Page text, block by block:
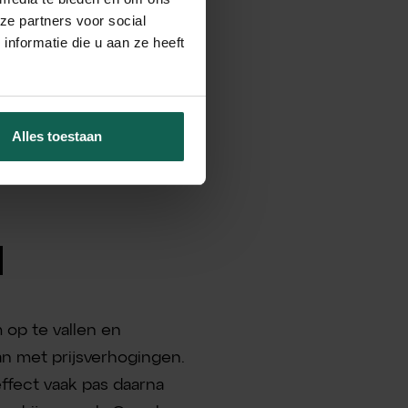
partners voor social
die u aan ze heeft
Alles toestaan
vaak te veel is
op de knop alles
praktijk dat deze
en schakelen over
Maar hoe kun je in
op te vallen en
met prijsverhogingen.
vaak pas daarna